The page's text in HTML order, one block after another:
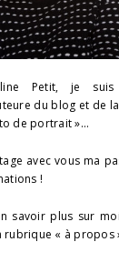
Petit, je
du blog et de
de portrait »…
avec vous ma
!
savoir plus sur
rubrique « à propos